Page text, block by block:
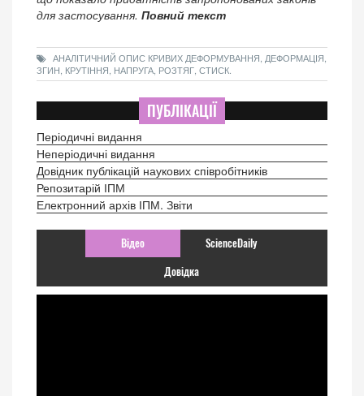
для застосування. Повний текст
АНАЛІТИЧНИЙ ОПИС КРИВИХ ДЕФОРМУВАННЯ, ДЕФОРМАЦІЯ,
ЗГИН, КРУТІННЯ, НАПРУГА, РОЗТЯГ, СТИСК.
ПУБЛІКАЦІЇ
Періодичні видання
Неперіодичні видання
Довідник публікацій наукових співробітників
Репозитарій ІПМ
Електронний архів ІПМ. Звіти
Відео ScienceDaily
Довідка